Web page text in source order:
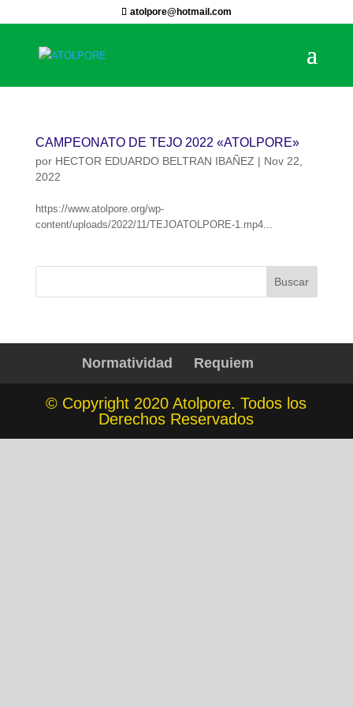
atolpore@hotmail.com
CAMPEONATO DE TEJO 2022 «ATOLPORE»
por HECTOR EDUARDO BELTRAN IBAÑEZ | Nov 22,
2022
https://www.atolpore.org/wp-
content/uploads/2022/11/TEJOATOLPORE-1.mp4...
Normatividad Requiem
© Copyright 2020 Atolpore. Todos los
Derechos Reservados